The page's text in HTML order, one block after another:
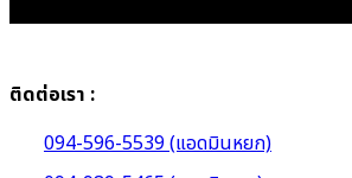
ติดต่อเรา :
094-596-5539 (แอดมินหยก)